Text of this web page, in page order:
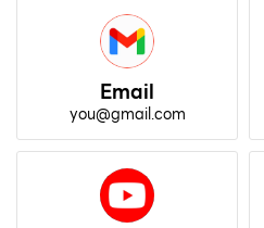
Email
you@gmail.com